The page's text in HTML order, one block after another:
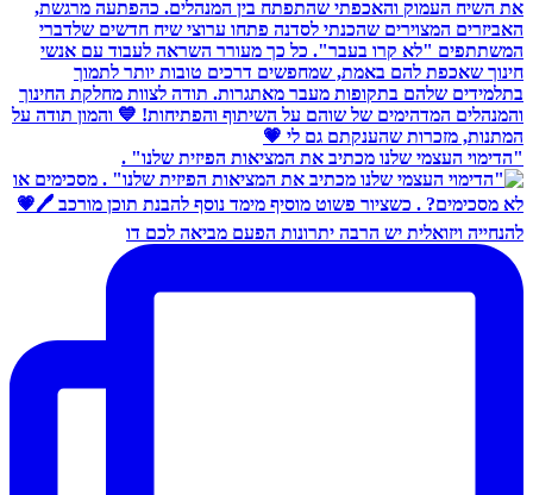
"הדימוי העצמי שלנו מכתיב את המציאות הפיזית שלנו" .
להנחייה ויזואלית יש הרבה יתרונות הפעם מביאה לכם דו